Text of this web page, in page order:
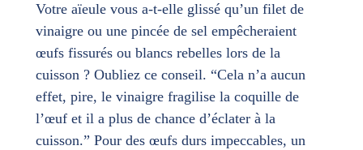
Votre aïeule vous a-t-elle glissé qu’un filet de
vinaigre ou une pincée de sel empêcheraient
œufs fissurés ou blancs rebelles lors de la
cuisson ? Oubliez ce conseil. “Cela n’a aucun
effet, pire, le vinaigre fragilise la coquille de
l’œuf et il a plus de chance d’éclater à la
cuisson.” Pour des œufs durs impeccables, un